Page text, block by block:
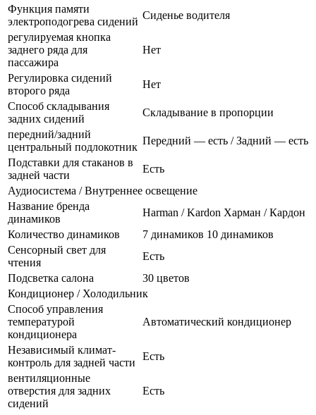
Функция памяти
электроподогрева сидений
Сиденье водителя
регулируемая кнопка
заднего ряда для
пассажира
Нет
Регулировка сидений
второго ряда
Нет
Способ складывания
задних сидений
Складывание в пропорции
передний/задний
центральный подлокотник
Передний — есть / Задний — есть
Подставки для стаканов в
задней части
Есть
Аудиосистема / Внутреннее освещение
Название бренда
динамиков
Harman / Kardon Харман / Кардон
Количество динамиков
7 динамиков 10 динамиков
Сенсорный свет для
чтения
Есть
Подсветка салона
30 цветов
Кондиционер / Холодильник
Способ управления
температурой
кондиционера
Автоматический кондиционер
Независимый климат-
контроль для задней части
Есть
вентиляционные
отверстия для задних
сидений
Есть